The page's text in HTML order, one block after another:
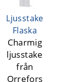
Ljusstake
Flaska
Charmig
ljusstake
från
Orrefors